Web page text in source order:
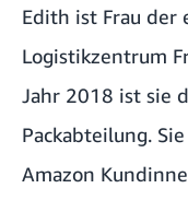
Edith ist Frau der
Logistikzentrum
Jahr 2018 ist sie
Packabteilung.
Amazon